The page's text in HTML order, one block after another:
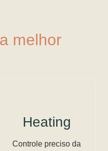
melhor
Heating
Controle preciso da